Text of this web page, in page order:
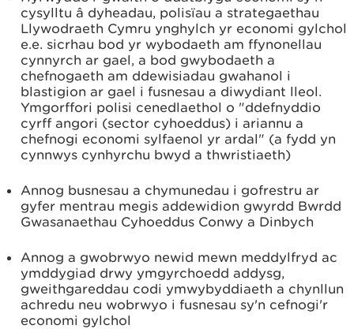
cysylltu â dyheadau, polisïau a strategaethau
Llywodraeth Cymru ynghylch yr economi gylchol
e.e. sicrhau bod yr wybodaeth am ffynonellau
cynnyrch ar gael, a bod gwybodaeth a
chefnogaeth am ddewisiadau gwahanol i
blastigion ar gael i fusnesau a diwydiant lleol.
Ymgorffori polisi cenedlaethol o "ddefnyddio
cyrff angori (sector cyhoeddus) i ariannu a
chefnogi economi sylfaenol yr ardal" (a fydd yn
cynnwys cynhyrchu bwyd a thwristiaeth)
Annog busnesau a chymunedau i gofrestru ar
gyfer mentrau megis addewidion gwyrdd Bwrdd
Gwasanaethau Cyhoeddus Conwy a Dinbych
Annog a gwobrwyo newid mewn meddylfryd ac
ymddygiad drwy ymgyrchoedd addysg,
gweithgareddau codi ymwybyddiaeth a chynllun
achredu neu wobrwyo i fusnesau sy'n cefnogi'r
economi gylchol